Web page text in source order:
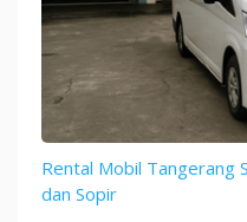
Rental Mobil Tangerang
dan Sopir